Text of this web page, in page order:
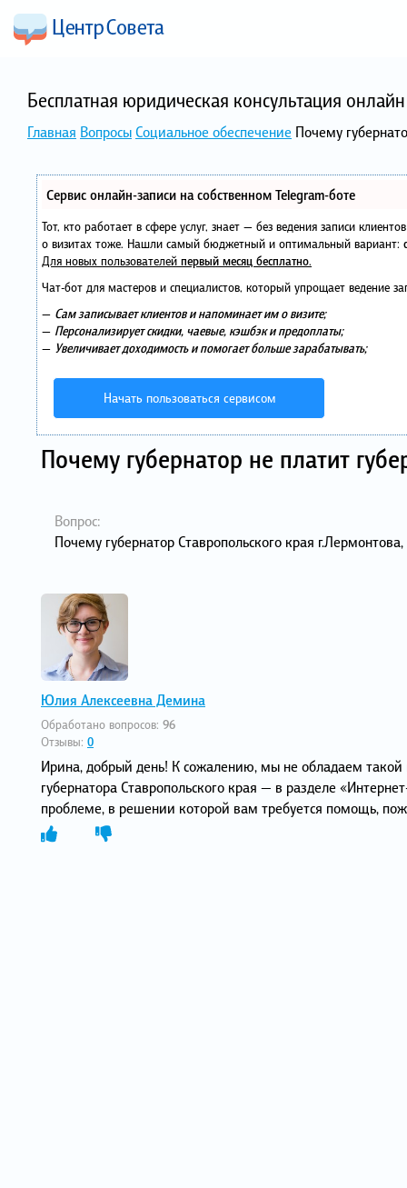
Бесплатная юридическая консультация
Главная ВопросыСоциальное обеспечение Почему
Сервис онлайн-записи на собственном Telegram-боте
Тот, кто работает в сфере услуг, знает — без ведения записи
о визитах тоже. Нашли самый бюджетный и оптимальный вариант:
Для новых пользователей первый месяц бесплатно.
Чат-бот для мастеров и специалистов, который упрощает ведение
— Сам записывает клиентов и напоминает им о визите;
— Персонализирует скидки, чаевые, кэшбэк и предоплаты;
— Увеличивает доходимость и помогает больше зарабатывать;
Начать пользоваться сервисом
Почему губернатор не платит
Вопрос:
Почему губернатор Ставропольского края
Юлия Алексеевна Демина
Обработано вопросов: 96
Отзывы: 0
Ирина, добрый день! К сожалению, мы не обладаем
губернатора Ставропольского края — в разделе
проблеме, в решении которой вам требуется помощь,